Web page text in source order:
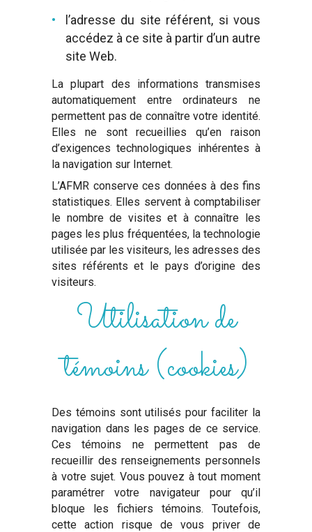
l’adresse du site référent, si vous
accédez à ce site à partir d’un autre
site Web.
La plupart des informations transmises
automatiquement entre ordinateurs ne
permettent pas de connaître votre identité.
Elles ne sont recueillies qu’en raison
d’exigences technologiques inhérentes à
la navigation sur Internet.
L’AFMR conserve ces données à des fins
statistiques. Elles servent à comptabiliser
le nombre de visites et à connaître les
pages les plus fréquentées, la technologie
utilisée par les visiteurs, les adresses des
sites référents et le pays d’origine des
visiteurs.
Utilisation de
témoins (cookies)
Des témoins sont utilisés pour faciliter la
navigation dans les pages de ce service.
Ces témoins ne permettent pas de
recueillir des renseignements personnels
à votre sujet. Vous pouvez à tout moment
paramétrer votre navigateur pour qu’il
bloque les fichiers témoins. Toutefois,
cette action risque de vous priver de